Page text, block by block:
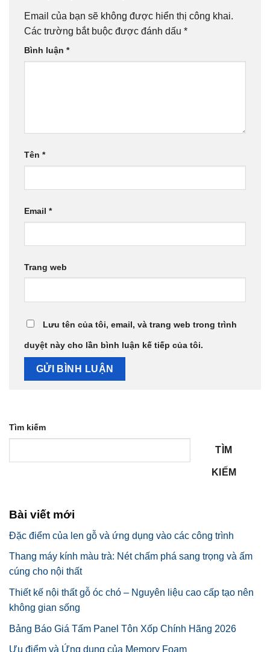
Email của bạn sẽ không được hiển thị công khai.
Các trường bắt buộc được đánh dấu *
Bình luận *
Tên *
Email *
Trang web
Lưu tên của tôi, email, và trang web trong trình
duyệt này cho lần bình luận kế tiếp của tôi.
Tìm kiếm
TÌM
KIẾM
Bài viết mới
Đặc điểm của len gỗ và ứng dụng vào các công trình
Thang máy kính màu trà: Nét chấm phá sang trọng và ấm
cúng cho nội thất
Thiết kế nội thất gỗ óc chó – Nguyên liệu cao cấp tạo nên
không gian sống
Bảng Báo Giá Tấm Panel Tôn Xốp Chính Hãng 2026
Ưu điểm và Ứng dụng của Memory Foam